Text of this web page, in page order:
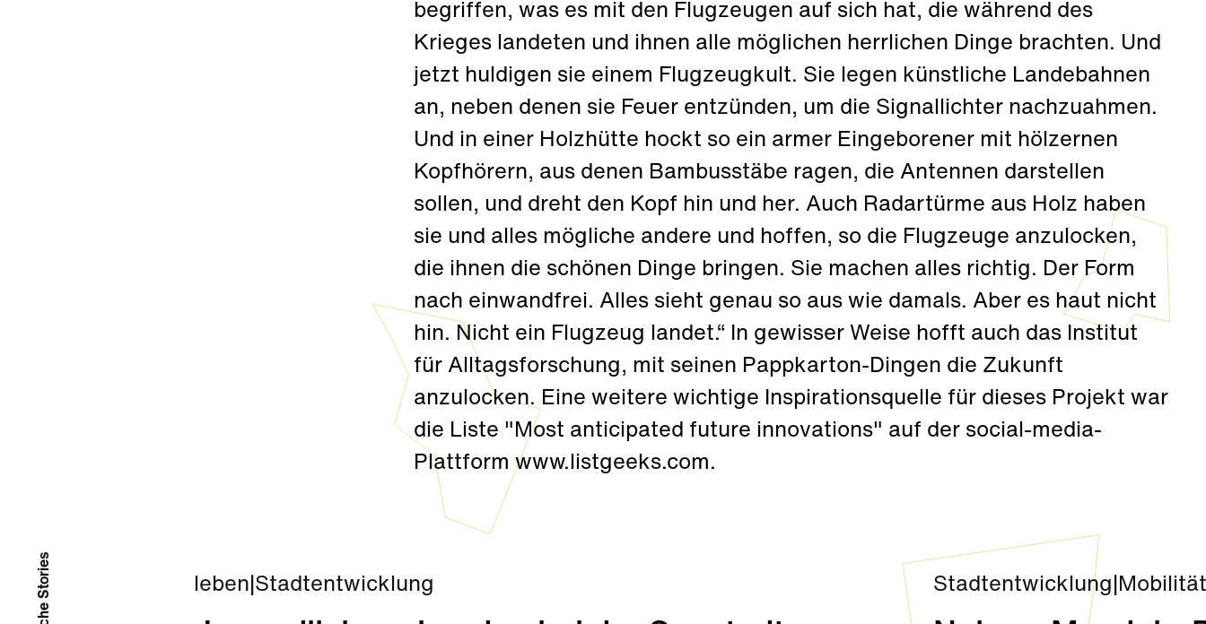
begriffen, was es mit den Flugzeugen auf sich hat, die während des
Krieges landeten und ihnen alle möglichen herrlichen Dinge brachten. Und
jetzt huldigen sie einem Flugzeugkult. Sie legen künstliche Landebahnen
an, neben denen sie Feuer entzünden, um die Signallichter nachzuahmen.
Und in einer Holzhütte hockt so ein armer Eingeborener mit hölzernen
Kopfhörern, aus denen Bambusstäbe ragen, die Antennen darstellen
sollen, und dreht den Kopf hin und her. Auch Radartürme aus Holz haben
sie und alles mögliche andere und hoffen, so die Flugzeuge anzulocken,
die ihnen die schönen Dinge bringen. Sie machen alles richtig. Der Form
nach einwandfrei. Alles sieht genau so aus wie damals. Aber es haut nicht
hin. Nicht ein Flugzeug landet.“ In gewisser Weise hofft auch das Institut
für Alltagsforschung, mit seinen Pappkarton-Dingen die Zukunft
anzulocken. Eine weitere wichtige Inspirationsquelle für dieses Projekt war
die Liste "Most anticipated future innovations" auf der social-media-
Plattform www.listgeeks.com.
leben Stadtentwicklung Stadtentwicklung Mobilität